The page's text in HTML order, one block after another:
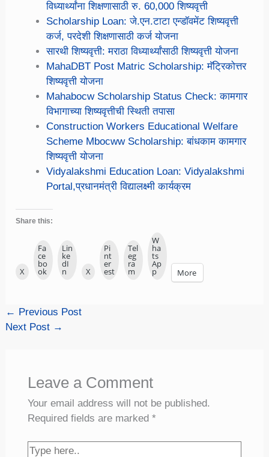
विध्यार्थ्यांना शिक्षणासाठी रु. 60,000 शिष्यवृत्ती
Scholarship Loan: जे.एन.टाटा एन्डॉवमेंट शिष्यवृत्ती
कर्ज, परदेशी शिक्षणासाठी कर्ज योजना
सारथी शिष्यवृत्ती: मराठा विध्यार्थ्यांसाठी शिष्यवृत्ती योजना
MahaDBT Post Matric Scholarship: मॅट्रिकोत्तर
शिष्यवृत्ती योजना
Mahabocw Scholarship Status Check: कामगार
विभागाच्या शिष्यवृत्तीची स्थिती तपासा
Construction Workers Educational Welfare
Scheme Mbocww Scholarship: बांधकाम कामगार
शिष्यवृत्ती योजना
Vidyalakshmi Education Loan: Vidyalakshmi
Portal,प्रधानमंत्री विद्यालक्ष्मी कार्यक्रम
Share this:
X
Fa
ce
bo
ok
Lin
ke
dI
n X
Pi
nt
er
est
Tel
eg
ra
m
W
ha
ts
Ap
p More
← Previous Post
Next Post →
Leave a Comment
Your email address will not be published.
Required fields are marked *
Type